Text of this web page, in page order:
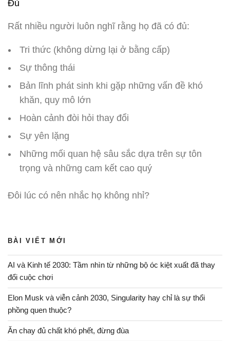
Đủ
Rất nhiều người luôn nghĩ rằng họ đã có đủ:
Tri thức (không dừng lại ở bằng cấp)
Sự thông thái
Bản lĩnh phát sinh khi gặp những vấn đề khó
khăn, quy mô lớn
Hoàn cảnh đòi hỏi thay đổi
Sự yên lặng
Những mối quan hệ sâu sắc dựa trên sự tôn
trọng và những cam kết cao quý
Đôi lúc có nên nhắc họ không nhỉ?
BÀI VIẾT MỚI
AI và Kinh tế 2030: Tầm nhìn từ những bộ óc kiệt xuất đã thay
đổi cuộc chơi
Elon Musk và viễn cảnh 2030, Singularity hay chỉ là sự thổi
phồng quen thuộc?
Ăn chay đủ chất khó phết, đừng đùa